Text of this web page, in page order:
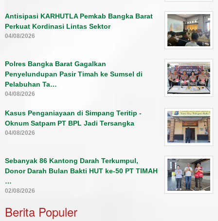
Antisipasi KARHUTLA Pemkab Bangka Barat
Perkuat Kordinasi Lintas Sektor
04/08/2026
Polres Bangka Barat Gagalkan
Penyelundupan Pasir Timah ke Sumsel di
Pelabuhan Ta…
04/08/2026
Kasus Penganiayaan di Simpang Teritip -
Oknum Satpam PT BPL Jadi Tersangka
04/08/2026
Sebanyak 86 Kantong Darah Terkumpul,
Donor Darah Bulan Bakti HUT ke-50 PT TIMAH
…
02/08/2026
Berita Populer